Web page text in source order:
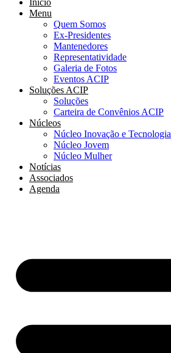
Início
Menu
Quem Somos
Ex-Presidentes
Mantenedores
Representatividade
Galeria de Fotos
Eventos ACIP
Soluções ACIP
Soluções
Carteira de Convênios ACIP
Núcleos
Núcleo Inovação e Tecnologia
Núcleo Jovem
Núcleo Mulher
Notícias
Associados
Agenda